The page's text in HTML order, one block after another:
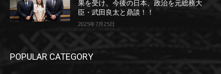
果を受け、今後の日本、政治を元総務大
臣・武田良太と鼎談！！
2025年7月25日
POPULAR CATEGORY